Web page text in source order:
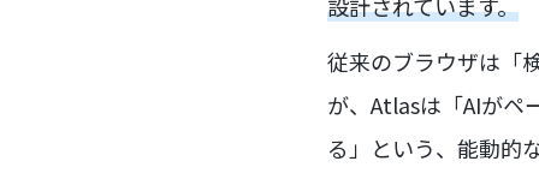
従来のブラウザは「
が、Atlasは「AIがペ
る」という、能動的